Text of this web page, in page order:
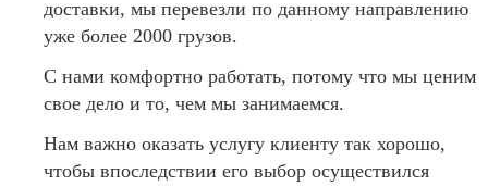
доставки, мы перевезли по данному направлению
уже более 2000 грузов.
С нами комфортно работать, потому что мы ценим
свое дело и то, чем мы занимаемся.
Нам важно оказать услугу клиенту так хорошо,
чтобы впоследствии его выбор осуществился